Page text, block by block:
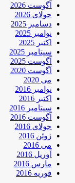
آگوست 2026
جولای 2026
دسامبر 2025
نوامبر 2025
اکتبر 2025
سپتامبر 2025
آگوست 2025
آگوست 2020
می 2020
نوامبر 2016
اکتبر 2016
سپتامبر 2016
آگوست 2016
جولای 2016
ژوئن 2016
می 2016
آوریل 2016
مارس 2016
فوریه 2016